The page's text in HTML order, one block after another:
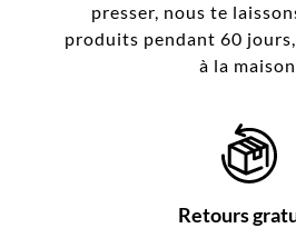
presser, nous te
produits pendant 60
à la
Retours